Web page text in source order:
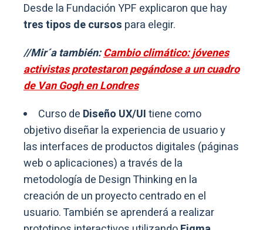
Desde la Fundación YPF explicaron que hay
tres tipos de cursos para elegir.
//Mir´a también:Cambio climático: jóvenes
activistas protestaron pegándose a un cuadro
de Van Gogh en Londres
Curso de Diseño UX/UItiene como
objetivo diseñar la experiencia de usuario y
las interfaces de productos digitales (páginas
web o aplicaciones) a través de la
metodología de Design Thinking en la
creación de un proyecto centrado en el
usuario. También se aprenderá a realizar